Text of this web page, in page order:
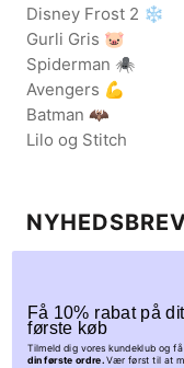
Disney Frost 2 ❄️
Gurli Gris 🐷
Spiderman 🕷️
Avengers 💪
Batman 🦇
Lilo og Stitch
Få eksklusive
Tilmeld dig vores
Få 10% rabat på dit
første køb
Tilmeld dig vores kundeklub og
din første ordre.Vær først til at